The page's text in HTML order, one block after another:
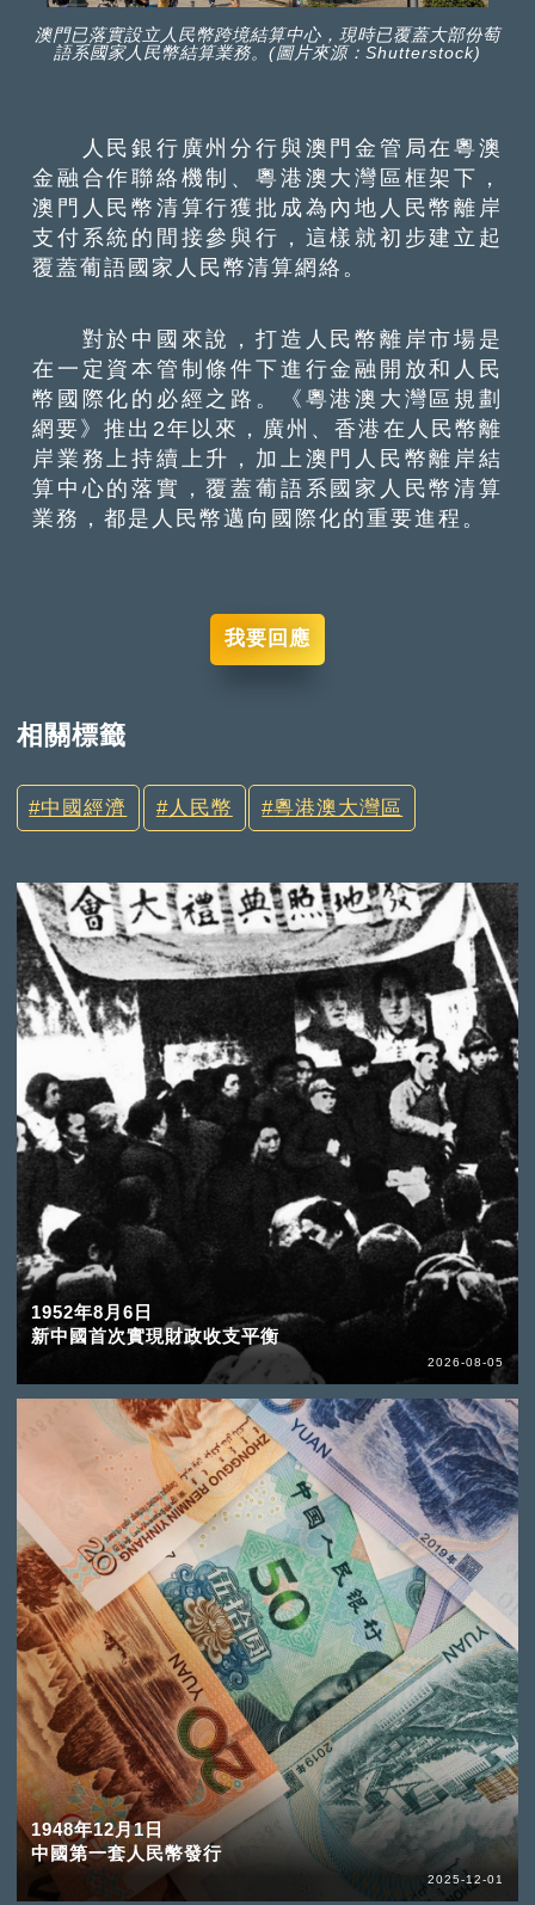
澳門已落實設立人民幣跨境結算中心，現時已覆蓋大部份萄
語系國家人民幣結算業務。(圖片來源：Shutterstock)
人民銀行廣州分行與澳門金管局在粵澳
金融合作聯絡機制、粵港澳大灣區框架下，
澳門人民幣清算行獲批成為內地人民幣離岸
支付系統的間接參與行，這樣就初步建立起
覆蓋葡語國家人民幣清算網絡。
對於中國來說，打造人民幣離岸市場是
在一定資本管制條件下進行金融開放和人民
幣國際化的必經之路。《粵港澳大灣區規劃
網要》推出2年以來，廣州、香港在人民幣離
岸業務上持續上升，加上澳門人民幣離岸結
算中心的落實，覆蓋葡語系國家人民幣清算
業務，都是人民幣邁向國際化的重要進程。
我要回應
相關標籤
中國經濟 人民幣 粵港澳大灣區
1952年8月6日
新中國首次實現財政收支平衡
2026-08-05
1948年12月1日
中國第一套人民幣發行
2025-12-01